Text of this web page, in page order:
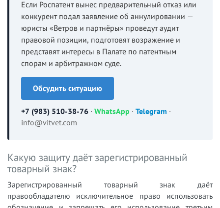
Если Роспатент вынес предварительный отказ или
конкурент подал заявление об аннулировании —
юристы «Ветров и партнёры» проведут аудит
правовой позиции, подготовят возражение и
представят интересы в Палате по патентным
спорам и арбитражном суде.
Обсудить ситуацию
+7 (983) 510-38-76 · WhatsApp · Telegram ·
info@vitvet.com
Какую защиту даёт зарегистрированный
товарный знак?
Зарегистрированный товарный знак даёт
правообладателю исключительное право использовать